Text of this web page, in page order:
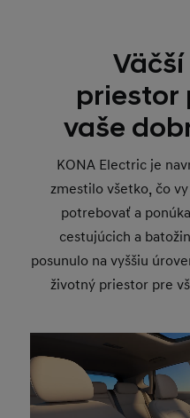
priestor
vaše
KONA Electric je
zmestilo všetko, čo
potrebovať a
cestujúcich a
posunulo na vyššiu
životný priestor pre